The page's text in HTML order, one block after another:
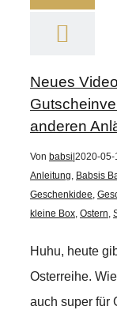
Neues
anderen
Von babsi 2020-05-
Anleitung, Babsis
Geschenkidee,
kleine Box, Ostern,
Huhu, heute
Osterreihe.
auch super für